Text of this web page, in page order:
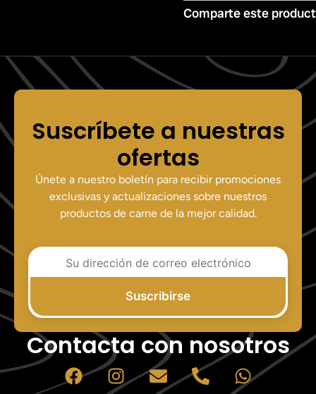
Comparte este
Suscríbete a nuestras
ofertas
Únete a nuestro boletín para recibir promociones
exclusivas y actualizaciones sobre nuestros
productos de carne de la mejor calidad.
Suscribirse
Contacta con nosotros